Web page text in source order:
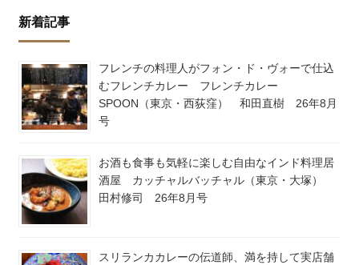
新着記事
フレンチの料理人がフォン・ド・ヴォーで仕込
むフレンチカレー フレンチカレー
SPOON（東京・西荻窪） 和田直樹 26年8月
号
お酒も食事も気軽に楽しむ自由なインド料理居
酒屋 カッチャルバッチャル（東京・大塚）
田村修司 26年8月号
スリランカカレーの伝道師、満を持して実店舗